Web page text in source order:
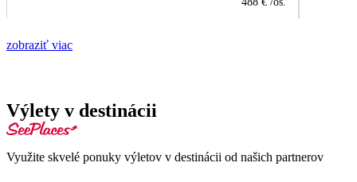
zobraziť viac
Výlety v destinácii
Využite skvelé ponuky výletov v destinácii od našich partnerov